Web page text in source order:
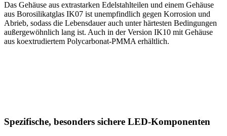
Das Gehäuse aus extrastarken Edelstahlteilen und einem Gehäuse
aus Borosilikatglas IK07 ist unempfindlich gegen Korrosion und
Abrieb, sodass die Lebensdauer auch unter härtesten Bedingungen
außergewöhnlich lang ist. Auch in der Version IK10 mit Gehäuse
aus koextrudiertem Polycarbonat-PMMA erhältlich.
Spezifische, besonders sichere LED-Komponenten